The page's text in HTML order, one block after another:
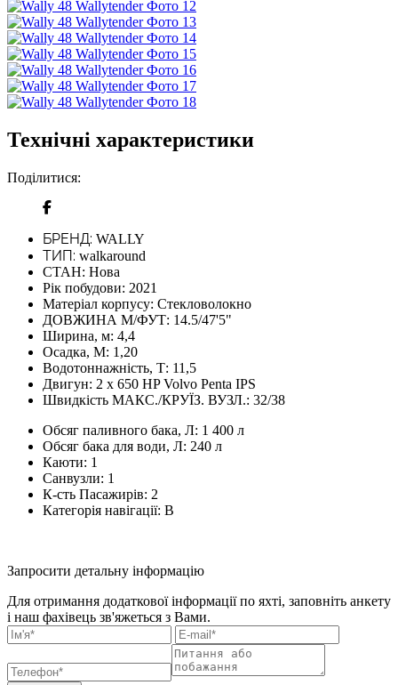
Технічні характеристики
Поділитися:
БРЕНД: WALLY
ТИП: walkaround
СТАН: Нова
Рік побудови: 2021
Матеріал корпусу: Стекловолокно
ДОВЖИНА М/ФУТ: 14.5/47'5"
Ширина, м: 4,4
Осадка, М: 1,20
Водотоннажність, Т: 11,5
Двигун: 2 х 650 HP Volvo Penta IPS
Швидкість МАКС./КРУЇЗ. ВУЗЛ.: 32/38
Обсяг паливного бака, Л: 1 400 л
Обсяг бака для води, Л: 240 л
Каюти: 1
Санвузли: 1
К-сть Пасажирів: 2
Категорія навігації: В
Запросити детальну інформацію
Для отримання додаткової інформації по яхті, заповніть анкету
і наш фахівець зв'яжеться з Вами.